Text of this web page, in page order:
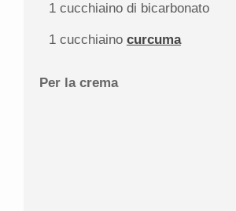
1cucchiaino di bicarbonato
1cucchiaino curcuma
Per la crema